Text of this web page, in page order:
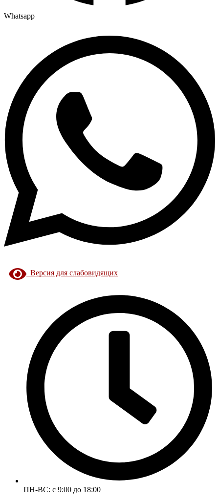
Whatsapp
Версия для слабовидящих
ПН-ВС: с 9:00 до 18:00